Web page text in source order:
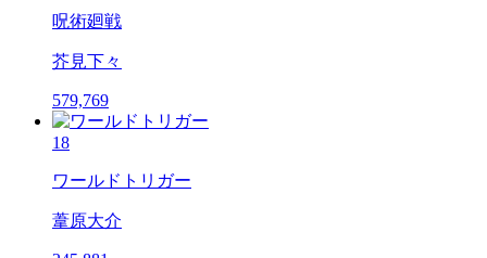
呪術廻戦
芥見下々
579,769
18
ワールドトリガー
葦原大介